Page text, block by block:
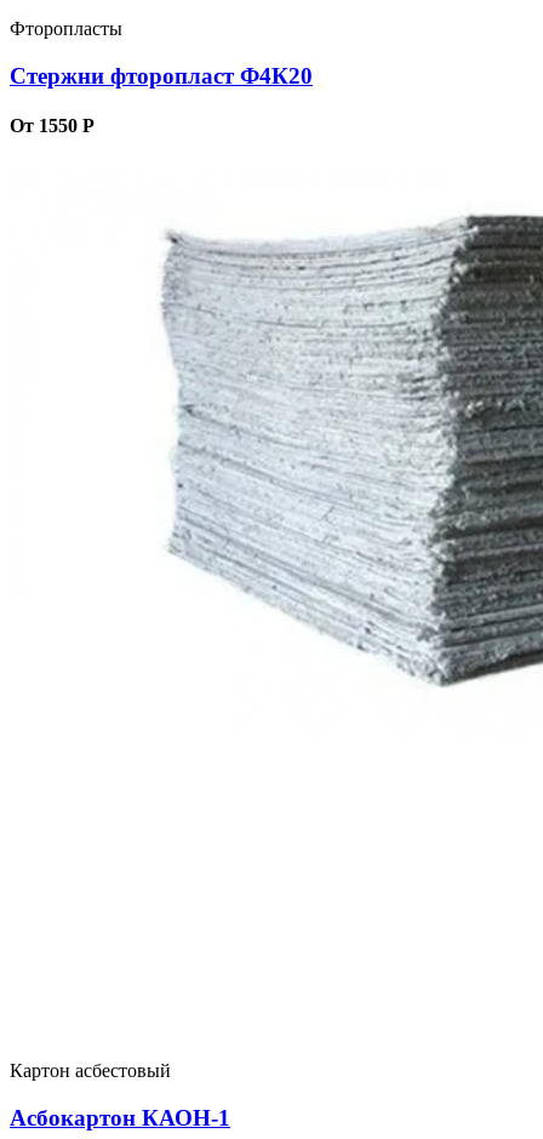
Фторопласты
Стержни фторопласт Ф4К20
От 1550 Р
Картон асбестовый
Асбокартон КАОН-1